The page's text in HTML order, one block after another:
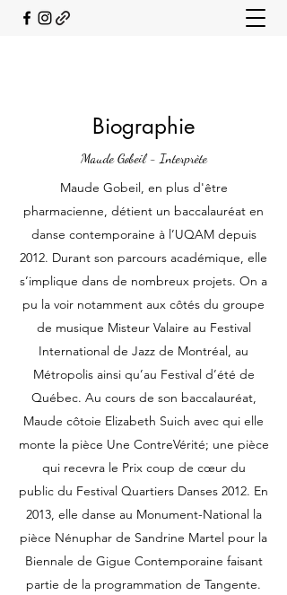
Biographie
Maude Gobeil - Interprète
Maude Gobeil, en plus d'être
pharmacienne, détient un baccalauréat en
danse contemporaine à l’UQAM depuis
2012. Durant son parcours académique, elle
s’implique dans de nombreux projets. On a
pu la voir notamment aux côtés du groupe
de musique Misteur Valaire au Festival
International de Jazz de Montréal, au
Métropolis ainsi qu’au Festival d’été de
Québec. Au cours de son baccalauréat,
Maude côtoie Elizabeth Suich avec qui elle
monte la pièce Une ContreVérité; une pièce
qui recevra le Prix coup de cœur du
public du Festival Quartiers Danses 2012. En
2013, elle danse au Monument-National la
pièce Nénuphar de Sandrine Martel pour la
Biennale de Gigue Contemporaine faisant
partie de la programmation de Tangente.